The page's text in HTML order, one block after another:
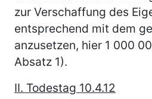
zur Verschaffung des
entsprechend mit dem
anzusetzen, hier 1 000
Absatz 1).
II. Todestag 10.4.12